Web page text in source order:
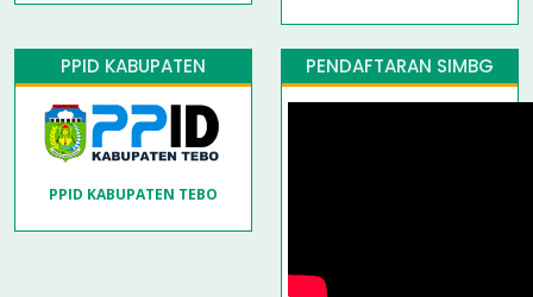
PPID KABUPATEN
PPID KABUPATEN TEBO
PENDAFTARAN SIMBG